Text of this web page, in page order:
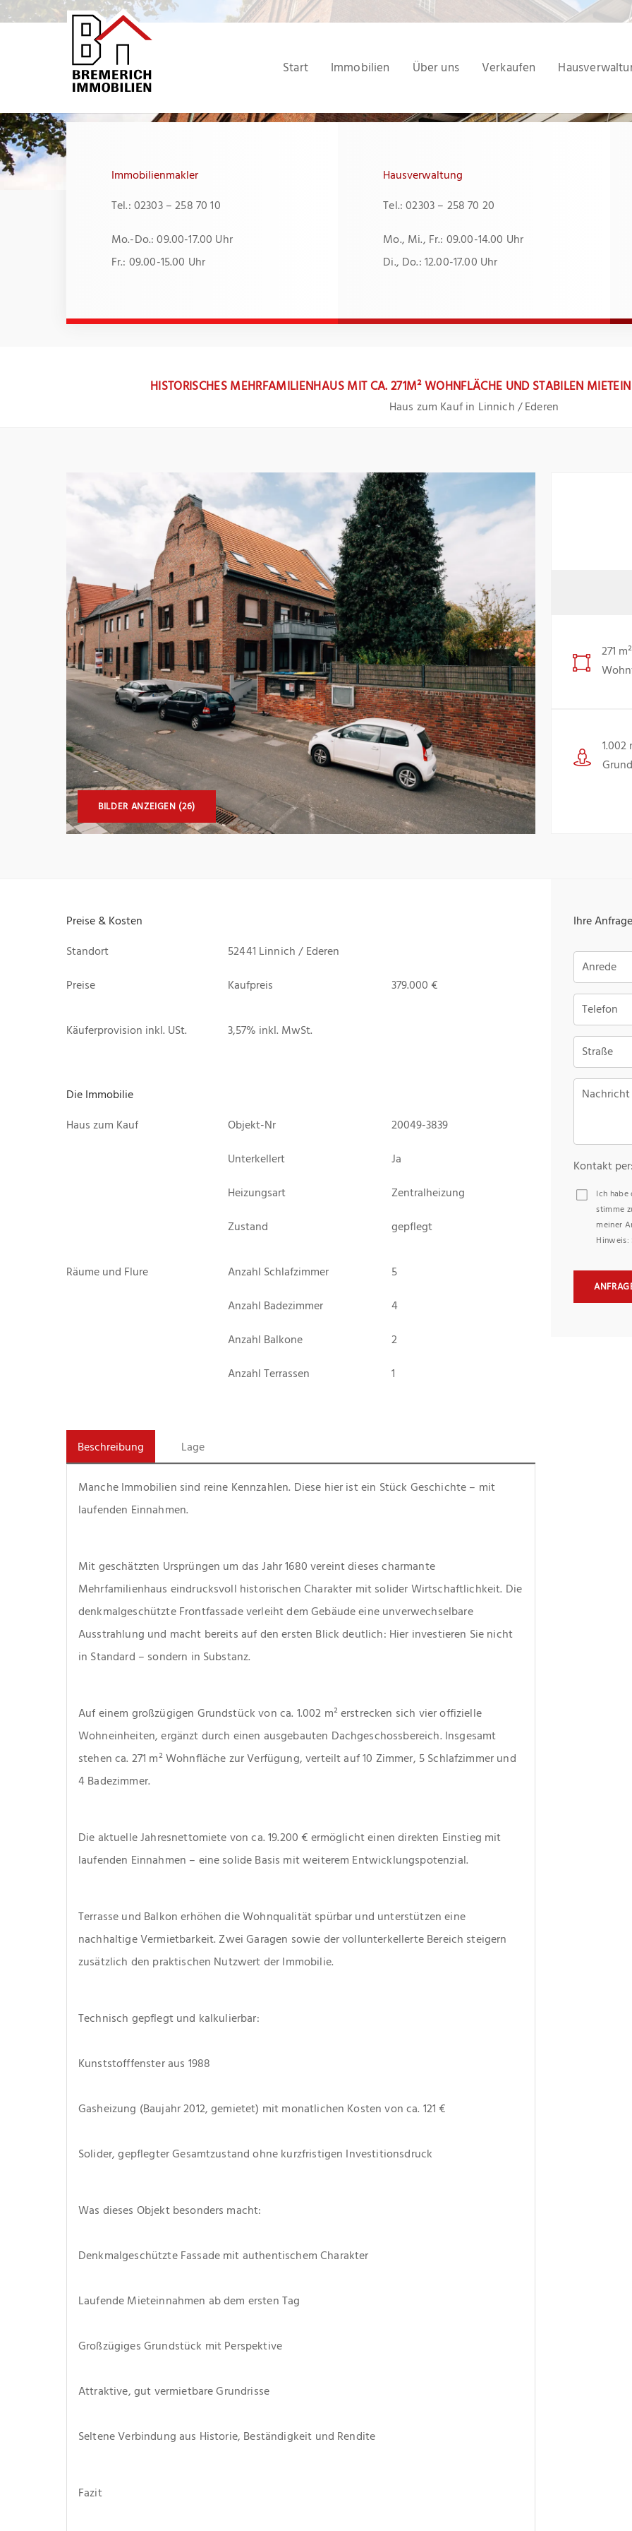
Zum
Start Immobilien Über uns Verkaufen
Immobilienmakler
Tel.: 02303 – 258 70 10
Mo.-Do.: 09.00-17.00 Uhr
Fr.: 09.00-15.00 Uhr
Hausverwaltung
Tel.: 02303 – 258 70 20
Mo., Mi., Fr.: 09.00-14.00 Uhr
Di., Do.: 12.00-17.00 Uhr
HISTORISCHES MEHRFAMILIENHAUS MIT CA. 271M² WOHNFLÄCHE UND STABILEN
Haus zum Kauf in Linnich / Ederen
BILDER ANZEIGEN (26)
271 m²
1.002
Preise & Kosten
Standort
52441 Linnich / Ederen
Preise
Kaufpreis 379.000 €
Käuferprovision inkl. USt. 3,57% inkl. MwSt.
Die Immobilie
Haus zum Kauf
Objekt-Nr
20049-3839
Unterkellert
Ja
Heizungsart
Zentralheizung
Zustand
gepflegt
Räume und Flure Anzahl Schlafzimmer
5
Anzahl Badezimmer
4
Anzahl Balkone
2
Anzahl Terrassen
1
Beschreibung Lage
Manche Immobilien sind reine Kennzahlen. Diese hier ist ein Stück Geschichte – mit
laufenden Einnahmen.
Mit geschätzten Ursprüngen um das Jahr 1680 vereint dieses charmante
Mehrfamilienhaus eindrucksvoll historischen Charakter mit solider Wirtschaftlichkeit. Die
denkmalgeschützte Frontfassade verleiht dem Gebäude eine unverwechselbare
Ausstrahlung und macht bereits auf den ersten Blick deutlich: Hier investieren Sie nicht
in Standard – sondern in Substanz.
Auf einem großzügigen Grundstück von ca. 1.002 m² erstrecken sich vier offizielle
Wohneinheiten, ergänzt durch einen ausgebauten Dachgeschossbereich. Insgesamt
stehen ca. 271 m² Wohnfläche zur Verfügung, verteilt auf 10 Zimmer, 5 Schlafzimmer und
4 Badezimmer.
Die aktuelle Jahresnettomiete von ca. 19.200 € ermöglicht einen direkten Einstieg mit
laufenden Einnahmen – eine solide Basis mit weiterem Entwicklungspotenzial.
Terrasse und Balkon erhöhen die Wohnqualität spürbar und unterstützen eine
nachhaltige Vermietbarkeit. Zwei Garagen sowie der vollunterkellerte Bereich steigern
zusätzlich den praktischen Nutzwert der Immobilie.
Technisch gepflegt und kalkulierbar:
Kunststofffenster aus 1988
Gasheizung (Baujahr 2012, gemietet) mit monatlichen Kosten von ca. 121 €
Solider, gepflegter Gesamtzustand ohne kurzfristigen Investitionsdruck
Was dieses Objekt besonders macht:
Denkmalgeschützte Fassade mit authentischem Charakter
Laufende Mieteinnahmen ab dem ersten Tag
Großzügiges Grundstück mit Perspektive
Attraktive, gut vermietbare Grundrisse
Seltene Verbindung aus Historie, Beständigkeit und Rendite
Fazit
Ihre Anfrage
Anrede
Telefon
Straße
Nachricht
Kontakt per:
Ich habe
stimme
meiner